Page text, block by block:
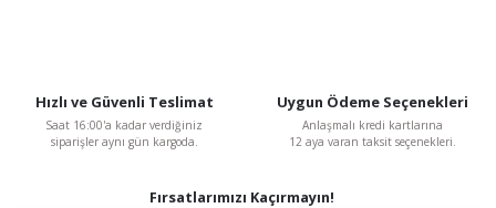
Hızlı ve Güvenli Teslimat
Saat 16:00'a kadar verdiğiniz
siparişler aynı gün kargoda.
Uygun Ödeme Seçenekleri
Anlaşmalı kredi kartlarına
12 aya varan taksit seçenekleri.
Fırsatlarımızı Kaçırmayın!